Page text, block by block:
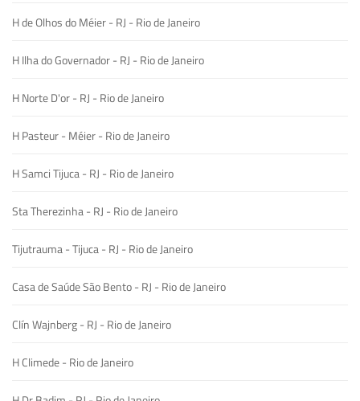
H de Olhos do Méier - RJ - Rio de Janeiro
H Ilha do Governador - RJ - Rio de Janeiro
H Norte D'or - RJ - Rio de Janeiro
H Pasteur - Méier - Rio de Janeiro
H Samci Tijuca - RJ - Rio de Janeiro
Sta Therezinha - RJ - Rio de Janeiro
Tijutrauma - Tijuca - RJ - Rio de Janeiro
Casa de Saúde São Bento - RJ - Rio de Janeiro
Clín Wajnberg - RJ - Rio de Janeiro
H Climede - Rio de Janeiro